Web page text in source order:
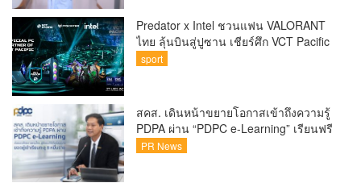
Predator x Intel ชวนแฟน VALORANT
ไทย ลุ้นบินสู่ปูซาน เชียร์ศึก VCT Pacific
Finals Busan ประเทศเกาหลีใต้ Predator
สุดพิเศษตลอดทัวร์นาเมนต์
sport
สคส. เดินหน้าขยายโอกาสเข้าถึงความรู้
PDPA ผ่าน “PDPC e-Learning” เรียนฟรี
ทุกที่ ทุกเวลา พร้อมประกาศนียบัตร ต่อย
PR News